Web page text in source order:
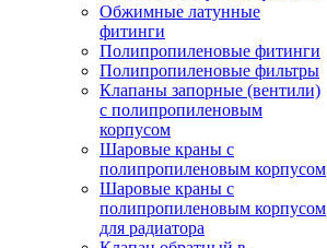
Обжимные латунные
фитинги
Полипропиленовые фитинги
Полипропиленовые фильтры
Клапаны запорные (вентили)
с полипропиленовым
корпусом
Шаровые краны с
полипропиленовым корпусом
Шаровые краны с
полипропиленовым корпусом
для радиатора